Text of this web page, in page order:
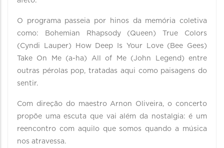
O programa passeia por hinos da memória coletiva
como: Bohemian Rhapsody (Queen) True Colors
(Cyndi Lauper) How Deep Is Your Love (Bee Gees)
Take On Me (a-ha) All of Me (John Legend) entre
outras pérolas pop, tratadas aqui como paisagens do
sentir.
Com direção do maestro Arnon Oliveira, o concerto
propõe uma escuta que vai além da nostalgia: é um
reencontro com aquilo que somos quando a música
nos atravessa.